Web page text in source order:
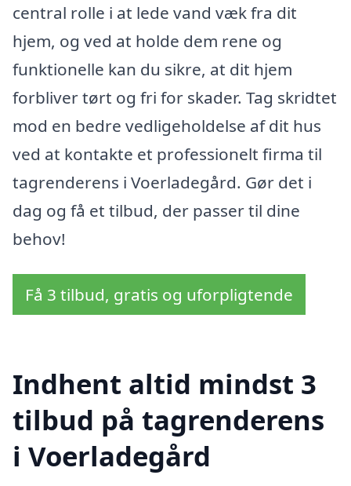
central rolle i at lede vand væk fra dit
hjem, og ved at holde dem rene og
funktionelle kan du sikre, at dit hjem
forbliver tørt og fri for skader. Tag skridtet
mod en bedre vedligeholdelse af dit hus
ved at kontakte et professionelt firma til
tagrenderens i Voerladegård. Gør det i
dag og få et tilbud, der passer til dine
behov!
Få 3 tilbud, gratis og uforpligtende
Indhent altid mindst 3
tilbud på tagrenderens
i Voerladegård